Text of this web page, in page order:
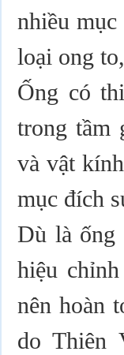
nhiều
loại ong
Ống có
trong tầm
và vật
mục đích
Dù là ống
hiệu
nên hoàn
do Thiên